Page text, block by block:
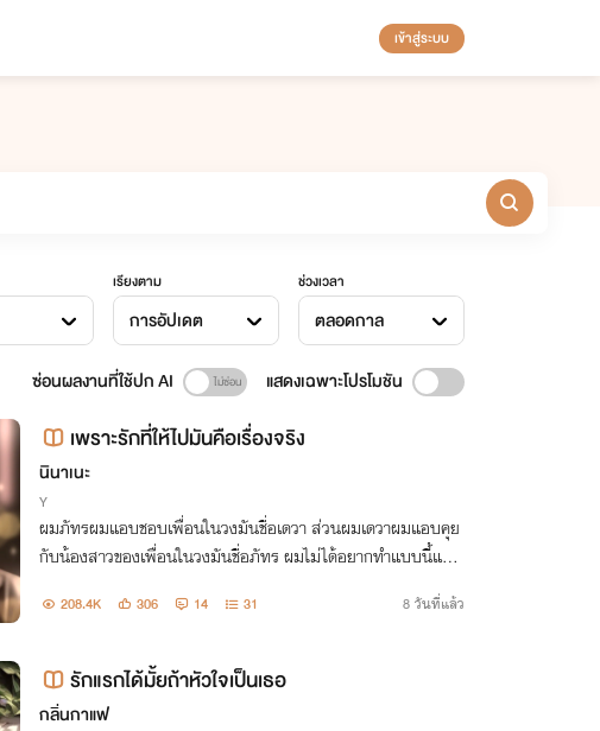
เข้าสู่ระบบ
เรียงตาม
การอัปเดต
ช่วงเวลา
ตลอดกาล
ซ่อนผลงานที่ใช้ปก AI แสดงเฉพาะโปรโมชัน
เพราะรักที่ให้ไปมันคือเรื่องจริง
นินาเนะ
Y
ผมภัทรผมแอบชอบเพื่อนในวงมันชื่อเดวา ส่วนผมเดวาผมแอบคุย
กับน้องสาวของเพื่อนในวงมันชื่อภัทร ผมไม่ได้อยากทำแบบนี้แต่น้
208.4K 306 14 31 8 วันที่แล้ว
รักแรกได้มั้ยถ้าหัวใจเป็นเธอ
กลิ่นกาแฟ